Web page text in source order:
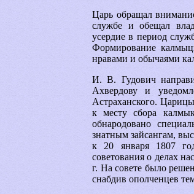
Царь обращал
службе и обещал
усердие в период
Формирование
нравами и обычаями
И. В. Гудович
Ахвердову и
Астраханского.
к месту сбора
обнародовано
знатным зайсангам,
к 20 января 1807
советования о делах
г. На совете было
снабдив ополченцев